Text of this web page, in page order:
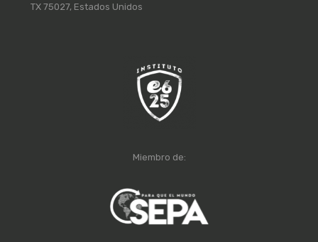
TX 75027, Estados Unidos
Miembro de: